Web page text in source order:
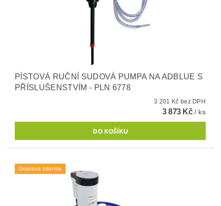
PÍSTOVÁ RUČNÍ SUDOVÁ PUMPA NA ADBLUE S
PŘÍSLUŠENSTVÍM - PLN 6778
3 201 Kč bez DPH
3 873 Kč/ ks
Doprava zdarma